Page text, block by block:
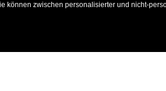
können zwischen personalisierter und nicht-